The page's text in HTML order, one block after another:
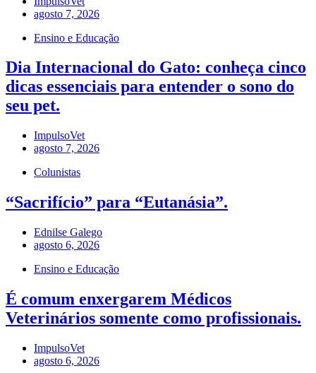
agosto 7, 2026
Ensino e Educação
Dia Internacional do Gato: conheça cinco
dicas essenciais para entender o sono do
seu pet.
ImpulsoVet
agosto 7, 2026
Colunistas
“Sacrifício” para “Eutanásia”.
Ednilse Galego
agosto 6, 2026
Ensino e Educação
É comum enxergarem Médicos
Veterinários somente como profissionais.
ImpulsoVet
agosto 6, 2026